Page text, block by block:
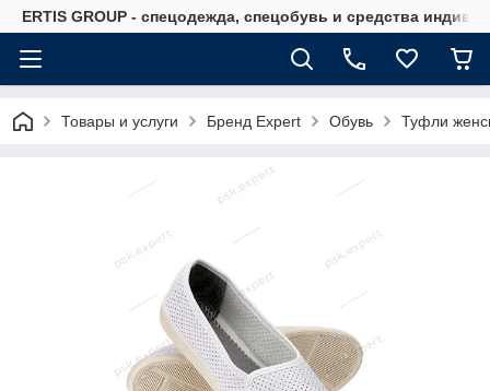
ERTIS GROUP - спецодежда, спецобувь и средства
Товары и услуги Бренд Expert Обувь Туфли